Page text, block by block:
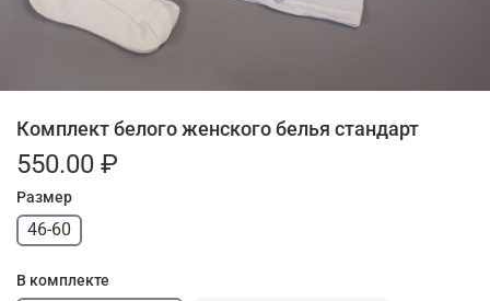
Комплект белого женского белья стандарт
550.00 ₽
Размер
46-60
В комплекте